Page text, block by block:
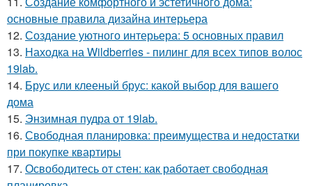
основные правила дизайна интерьера
12. Создание уютного интерьера: 5 основных правил
13. Находка на Wildberries - пилинг для всех типов волос
19lab.
14. Брус или клееный брус: какой выбор для вашего
дома
15. Энзимная пудра от 19lab.
16. Свободная планировка: преимущества и недостатки
при покупке квартиры
17. Освободитесь от стен: как работает свободная